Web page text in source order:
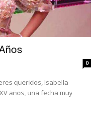
0
queridos, Isabella
años, una fecha muy